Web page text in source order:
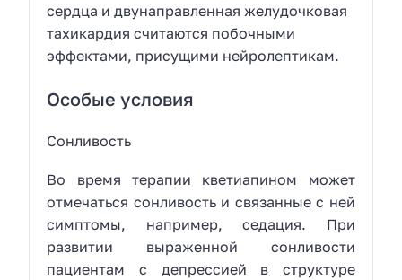
сердца и двунаправленная желудочковая
тахикардия считаются побочными
эффектами, присущими нейролептикам.
Особые условия
Сонливость
Во время терапии кветиапином может
отмечаться сонливость и связанные с ней
симптомы, например, седация. При
развитии выраженной сонливости
пациентам с депрессией в структуре